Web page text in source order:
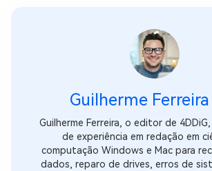
Guilherme Ferreira
Guilherme Ferreira, o editor de
de experiência em redação em
computação Windows e Mac para
dados, reparo de drives, erros de